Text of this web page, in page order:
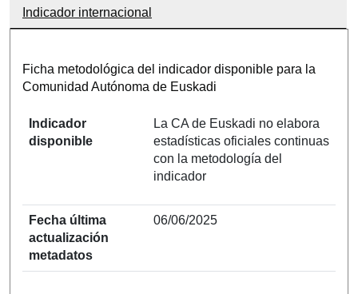
Indicador internacional
Ficha metodológica del indicador disponible para la
Comunidad Autónoma de Euskadi
Indicador
disponible
La CA de Euskadi no elabora
estadísticas oficiales continuas
con la metodología del
indicador
Fecha última
actualización
metadatos
06/06/2025